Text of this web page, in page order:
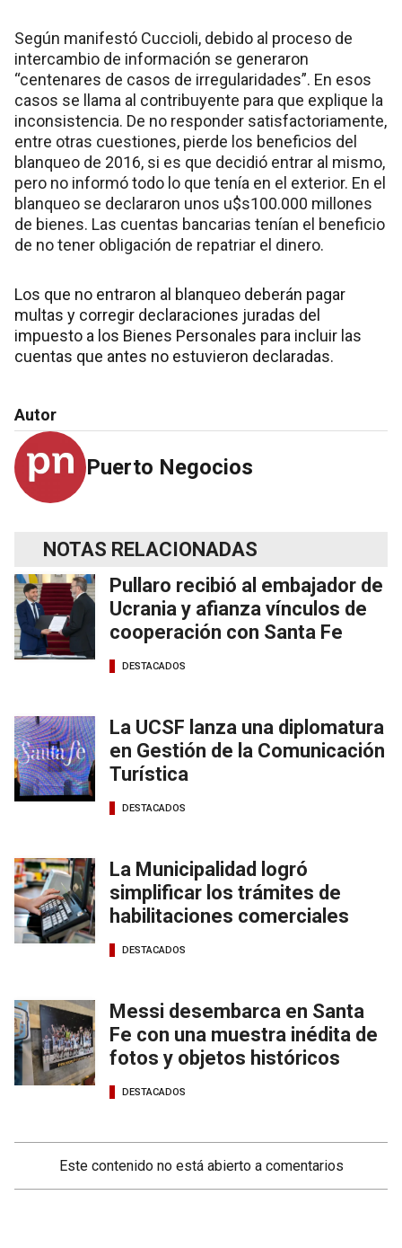
Según manifestó Cuccioli, debido al proceso de
intercambio de información se generaron
“centenares de casos de irregularidades”. En esos
casos se llama al contribuyente para que explique la
inconsistencia. De no responder satisfactoriamente,
entre otras cuestiones, pierde los beneficios del
blanqueo de 2016, si es que decidió entrar al mismo,
pero no informó todo lo que tenía en el exterior. En el
blanqueo se declararon unos u$s100.000 millones
de bienes. Las cuentas bancarias tenían el beneficio
de no tener obligación de repatriar el dinero.
Los que no entraron al blanqueo deberán pagar
multas y corregir declaraciones juradas del
impuesto a los Bienes Personales para incluir las
cuentas que antes no estuvieron declaradas.
Autor
Puerto Negocios
NOTAS RELACIONADAS
Pullaro recibió al embajador de
Ucrania y afianza vínculos de
cooperación con Santa Fe
DESTACADOS
La UCSF lanza una diplomatura
en Gestión de la Comunicación
Turística
DESTACADOS
La Municipalidad logró
simplificar los trámites de
habilitaciones comerciales
DESTACADOS
Messi desembarca en Santa
Fe con una muestra inédita de
fotos y objetos históricos
DESTACADOS
Este contenido no está abierto a comentarios